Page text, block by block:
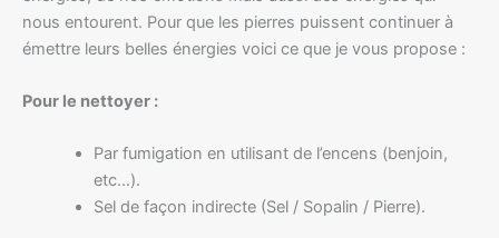
nous entourent. Pour que les pierres puissent continuer à
émettre leurs belles énergies voici ce que je vous propose :
Pour le nettoyer :
Par fumigation en utilisant de l’encens (benjoin,
etc…).
Sel de façon indirecte (Sel / Sopalin / Pierre).